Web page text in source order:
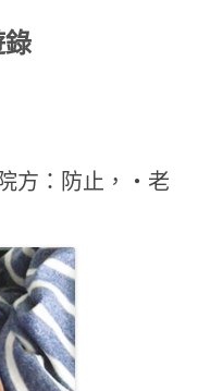
方：防止，‧老